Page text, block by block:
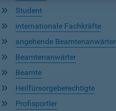
Student
internationale Fachkräfte
angehende Beamtenanwärter
Beamtenanwärter
Beamte
Heilfürsorgeberechtigte
Profisportler